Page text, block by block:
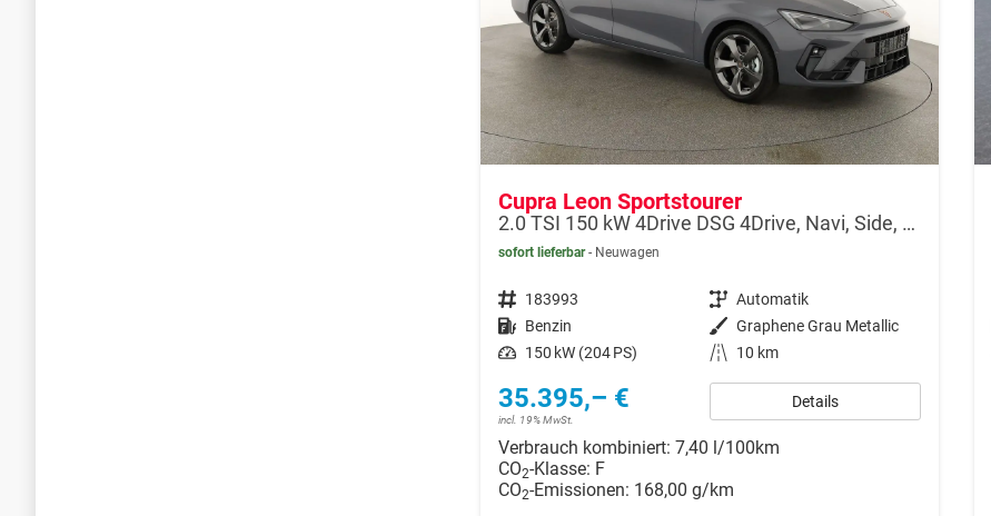
Cupra Leon Sportstourer
2.0 TSI 150 kW 4Drive DSG 4Drive, Navi, Side, Matrix, el. Klappe, 18-Zoll, 5 J.-Garantie
sofort lieferbar Neuwagen
Fahrzeugnr. 183993 Getriebe Automatik
Kraftstoff Benzin Außenfarbe Graphene Grau Metallic
Leistung 150 kW (204 PS) Kilometerstand 10 km
35.395,– €
incl. 19% MwSt.
Details
Verbrauch kombiniert: 7,40 l/100km
CO2-Klasse: F
CO2-Emissionen: 168,00 g/km